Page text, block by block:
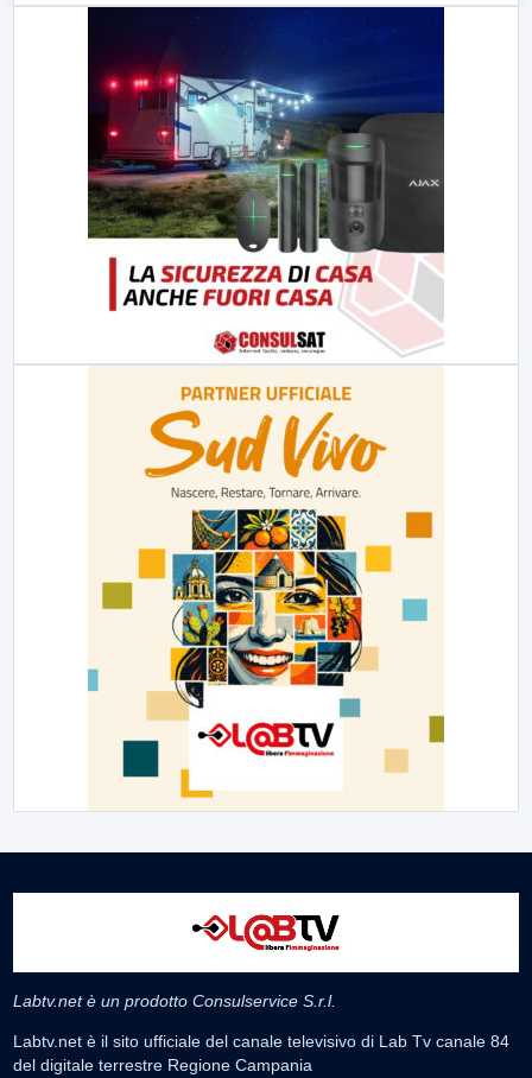
Labtv.net è un prodotto Consulservice S.r.l.
Labtv.net è il sito ufficiale del canale televisivo di Lab Tv canale 84
del digitale terrestre Regione Campania